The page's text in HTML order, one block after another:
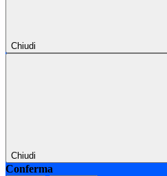
Chiudi
Chiudi
Conferma